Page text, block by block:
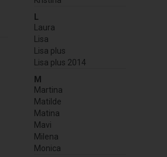
L
Laura
Lisa
Lisa plus
Lisa plus 2014
M
Martina
Matilde
Matina
Mavi
Milena
Monica